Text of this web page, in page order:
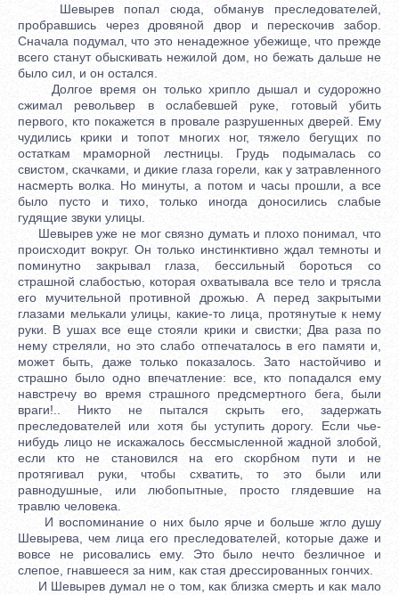
Шевырев попал сюда, обманув преследователей,
пробравшись через дровяной двор и перескочив забор.
Сначала подумал, что это ненадежное убежище, что прежде
всего станут обыскивать нежилой дом, но бежать дальше не
было сил, и он остался.
Долгое время он только хрипло дышал и судорожно
сжимал револьвер в ослабевшей руке, готовый убить
первого, кто покажется в провале разрушенных дверей. Ему
чудились крики и топот многих ног, тяжело бегущих по
остаткам мраморной лестницы. Грудь подымалась со
свистом, скачками, и дикие глаза горели, как у затравленного
насмерть волка. Но минуты, а потом и часы прошли, а все
было пусто и тихо, только иногда доносились слабые
гудящие звуки улицы.
Шевырев уже не мог связно думать и плохо понимал, что
происходит вокруг. Он только инстинктивно ждал темноты и
поминутно закрывал глаза, бессильный бороться со
страшной слабостью, которая охватывала все тело и трясла
его мучительной противной дрожью. А перед закрытыми
глазами мелькали улицы, какие-то лица, протянутые к нему
руки. В ушах все еще стояли крики и свистки; Два раза по
нему стреляли, но это слабо отпечаталось в его памяти и,
может быть, даже только показалось. Зато настойчиво и
страшно было одно впечатление: все, кто попадался ему
навстречу во время страшного предсмертного бега, были
враги!.. Никто не пытался скрыть его, задержать
преследователей или хотя бы уступить дорогу. Если чье-
нибудь лицо не искажалось бессмысленной жадной злобой,
если кто не становился на его скорбном пути и не
протягивал руки, чтобы схватить, то это были или
равнодушные, или любопытные, просто глядевшие на
травлю человека.
И воспоминание о них было ярче и больше жгло душу
Шевырева, чем лица его преследователей, которые даже и
вовсе не рисовались ему. Это было нечто безличное и
слепое, гнавшееся за ним, как стая дрессированных гончих.
И Шевырев думал не о том, как близка смерть и как мало